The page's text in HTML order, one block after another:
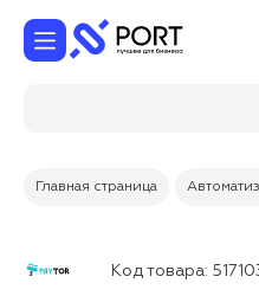
Главная страница
Код товара: